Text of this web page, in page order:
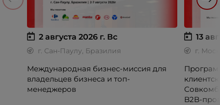
2 августа 2026 г. Вс
г. Сан-Паулу, Бразилия
Международная бизнес-миссия для
владельцев бизнеса и топ-
менеджеров
13
г.
B2B-